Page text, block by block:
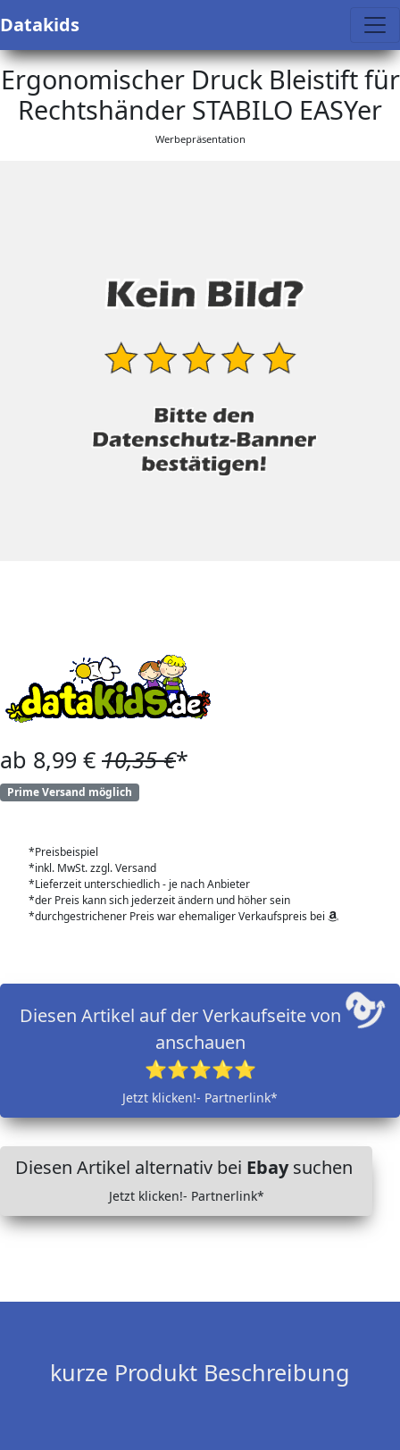
Datakids
Ergonomischer Druck Bleistift für
Rechtshänder STABILO EASYer
Werbepräsentation
ab 8,99 € 10,35 €*
Prime Versand möglich
*Preisbeispiel
*inkl. MwSt. zzgl. Versand
*Lieferzeit unterschiedlich - je nach Anbieter
*der Preis kann sich jederzeit ändern und höher sein
*durchgestrichener Preis war ehemaliger Verkaufspreis bei
Diesen Artikel auf der Verkaufseite von
anschauen
⭐⭐⭐⭐⭐
Jetzt klicken!- Partnerlink*
Diesen Artikel alternativ bei Ebaysuchen
Jetzt klicken!- Partnerlink*
kurze Produkt Beschreibung